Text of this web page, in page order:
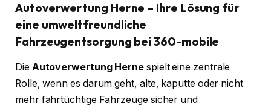
Autoverwertung Herne – Ihre Lösung für
eine umweltfreundliche
Fahrzeugentsorgung bei 360-mobile
Die Autoverwertung Herne spielt eine zentrale
Rolle, wenn es darum geht, alte, kaputte oder nicht
mehr fahrtüchtige Fahrzeuge sicher und